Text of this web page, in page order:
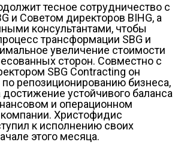
тесное сотрудничество с
и Советом директоров BIHG, а
консультантами, чтобы
трансформации SBG и
увеличение стоимости
сторон. Совместно с
SBG Contracting он
по репозиционированию бизнеса,
устойчивого баланса
и операционном
Христофидис
к исполнению своих
этого месяца.